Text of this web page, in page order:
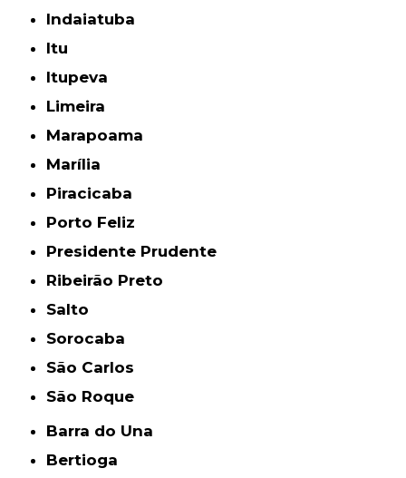
Indaiatuba
Itu
Itupeva
Limeira
Marapoama
Marília
Piracicaba
Porto Feliz
Presidente Prudente
Ribeirão Preto
Salto
Sorocaba
São Carlos
São Roque
Barra do Una
Bertioga